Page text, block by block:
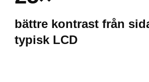
bättre kontrast från
typisk LCD